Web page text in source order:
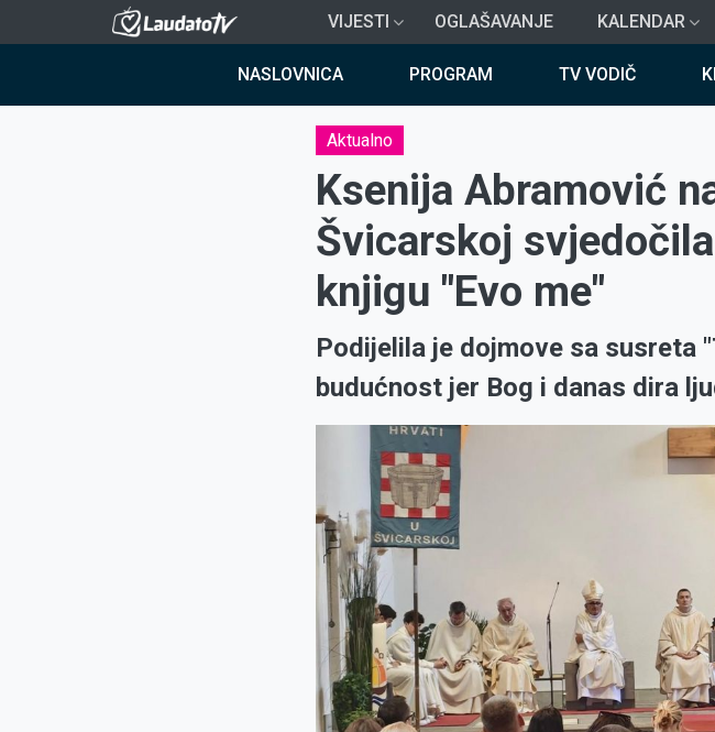
na
VIJESTI OGLAŠAVANJE KALENDAR
NASLOVNICA PROGRAM TV VODIČ
Aktualno
Ksenija Abramović
Švicarskoj
knjigu "Evo me"
Podijelila je dojmove sa susreta
budućnost jer Bog i danas dira